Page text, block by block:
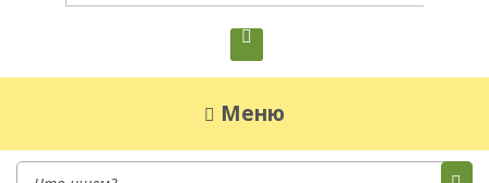
Диетическое питание
Диетическое питание — рецепты на каждый
Меню